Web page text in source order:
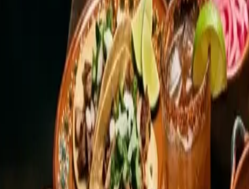
La buena noticia: la despensa mexicana básica se consigue en
presencia en el centro o con envío online— venden tortillas de
Chamoyy mazapanes De la Rosa en el mismo
Lo que cuesta más: tomate verdefresco (casi siempre es de
dónde comprar productos mexicanos en Madrid y
—así llamamos al tomate rojo de toda la vida—, por
El calendario que nos une
Hay fechas en las que ser mexicano en Madrid deja de ser una